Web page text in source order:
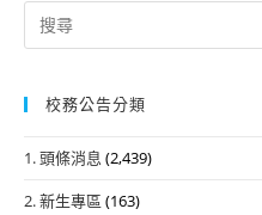
Search
for:
校務公告分類
1. 頭條消息 (2,439)
2. 新生專區 (163)